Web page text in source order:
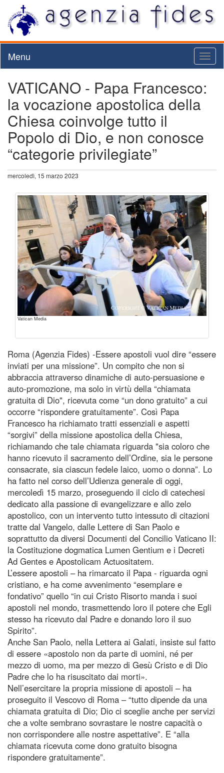
Menu
VATICANO - Papa Francesco:
la vocazione apostolica della
Chiesa coinvolge tutto il
Popolo di Dio, e non conosce
“categorie privilegiate”
mercoledì, 15 marzo 2023
Vatican Media
Roma (Agenzia Fides) -Essere apostoli vuol dire “essere
inviati per una missione”. Un compito che non si
abbraccia attraverso dinamiche di auto-persuasione e
auto-promozione, ma solo in virtù della “chiamata
gratuita di Dio", ricevuta come “un dono gratuito” a cui
occorre “rispondere gratuitamente”. Così Papa
Francesco ha richiamato tratti essenziali e aspetti
“sorgivi” della missione apostolica della Chiesa,
richiamando che tale chiamata riguarda "sia coloro che
hanno ricevuto il sacramento dell’Ordine, sia le persone
consacrate, sia ciascun fedele laico, uomo o donna”. Lo
ha fatto nel corso dell’Udienza generale di oggi,
mercoledì 15 marzo, proseguendo il ciclo di catechesi
dedicato alla passione di evangelizzare e allo zelo
apostolico, con un intervento tutto intessuto di citazioni
tratte dal Vangelo, dalle Lettere di San Paolo e
soprattutto da diversi Documenti del Concilio Vaticano II:
la Costituzione dogmatica Lumen Gentium e i Decreti
Ad Gentes e Apostolicam Actuositatem.
L’essere apostoli – ha rimarcato il Papa - riguarda ogni
cristiano, e ha come avvenimento “esemplare e
fondativo” quello “in cui Cristo Risorto manda i suoi
apostoli nel mondo, trasmettendo loro il potere che Egli
stesso ha ricevuto dal Padre e donando loro il suo
Spirito”.
Anche San Paolo, nella Lettera ai Galati, insiste sul fatto
di essere «apostolo non da parte di uomini, né per
mezzo di uomo, ma per mezzo di Gesù Cristo e di Dio
Padre che lo ha risuscitato dai morti».
Nell’esercitare la propria missione di apostoli – ha
proseguito il Vescovo di Roma – “tutto dipende da una
chiamata gratuita di Dio; Dio ci sceglie anche per servizi
che a volte sembrano sovrastare le nostre capacità o
non corrispondere alle nostre aspettative”. E “alla
chiamata ricevuta come dono gratuito bisogna
rispondere gratuitamente”.